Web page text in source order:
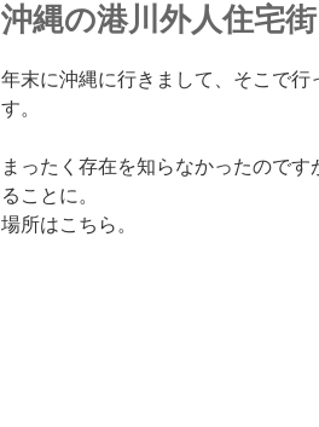
沖縄の港川外人住宅街
年末に沖縄に行きまして、そこで
す。
まったく存在を知らなかったので
ることに。
場所はこちら。